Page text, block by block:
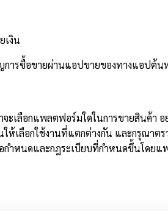
เงิน
ารซื้อขายผ่านแอปขายของทางแอปต้น
ะเลือกแพลตฟอร์มใดในการขายสินค้า
ห้เลือกใช้งานที่แตกต่างกัน และกรุณา
ำหนดและกฎระเบียบที่กำหนดขึ้นโด